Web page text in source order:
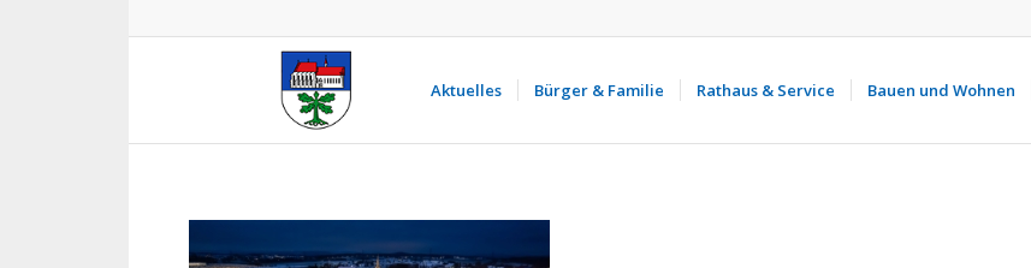
Aktuelles Bürger & Familie Rathaus & Service Bauen und Wohnen